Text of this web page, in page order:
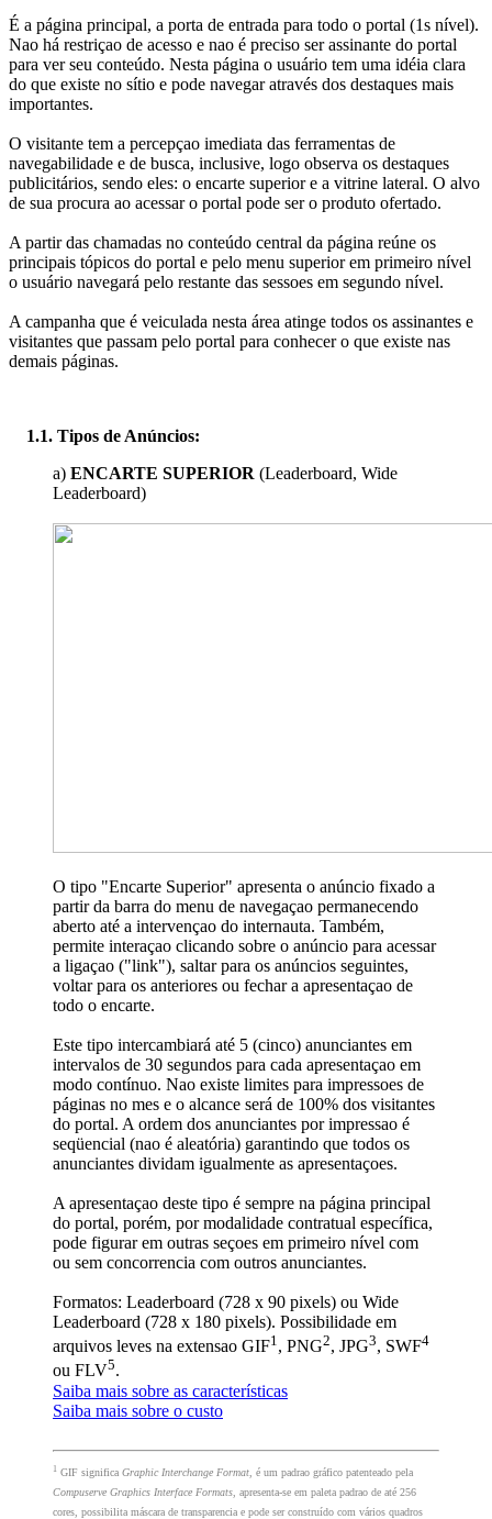
É a página principal, a porta de entrada para todo o portal (1s nível).
Nao há restriçao de acesso e nao é preciso ser assinante do portal
para ver seu conteúdo. Nesta página o usuário tem uma idéia clara
do que existe no sítio e pode navegar através dos destaques mais
importantes.
O visitante tem a percepçao imediata das ferramentas de
navegabilidade e de busca, inclusive, logo observa os destaques
publicitários, sendo eles: o encarte superior e a vitrine lateral. O alvo
de sua procura ao acessar o portal pode ser o produto ofertado.
A partir das chamadas no conteúdo central da página reúne os
principais tópicos do portal e pelo menu superior em primeiro nível
o usuário navegará pelo restante das sessoes em segundo nível.
A campanha que é veiculada nesta área atinge todos os assinantes e
visitantes que passam pelo portal para conhecer o que existe nas
demais páginas.
1.1. Tipos de Anúncios:
a) ENCARTE SUPERIOR (Leaderboard, Wide
Leaderboard)
O tipo "Encarte Superior" apresenta o anúncio fixado a
partir da barra do menu de navegaçao permanecendo
aberto até a intervençao do internauta. Também,
permite interaçao clicando sobre o anúncio para acessar
a ligaçao ("link"), saltar para os anúncios seguintes,
voltar para os anteriores ou fechar a apresentaçao de
todo o encarte.
Este tipo intercambiará até 5 (cinco) anunciantes em
intervalos de 30 segundos para cada apresentaçao em
modo contínuo. Nao existe limites para impressoes de
páginas no mes e o alcance será de 100% dos visitantes
do portal. A ordem dos anunciantes por impressao é
seqüencial (nao é aleatória) garantindo que todos os
anunciantes dividam igualmente as apresentaçoes.
A apresentaçao deste tipo é sempre na página principal
do portal, porém, por modalidade contratual específica,
pode figurar em outras seçoes em primeiro nível com
ou sem concorrencia com outros anunciantes.
Formatos: Leaderboard (728 x 90 pixels) ou Wide
Leaderboard (728 x 180 pixels). Possibilidade em
arquivos leves na extensao GIF1 , PNG2, JPG3, SWF4
ou FLV5.
Saiba mais sobre as características
Saiba mais sobre o custo
1 GIF significa Graphic Interchange Format , é um padrao gráfico patenteado pela
Compuserve Graphics Interface Formats , apresenta-se em paleta padrao de até 256
cores, possibilita máscara de transparencia e pode ser construído com vários quadros